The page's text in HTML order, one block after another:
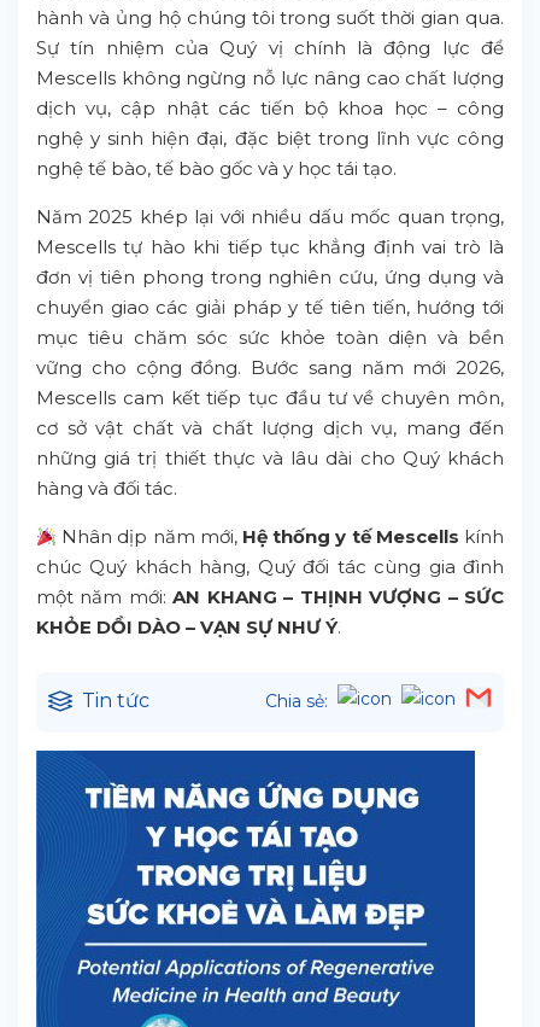
hành và ủng hộ chúng tôi trong suốt thời gian qua.
Sự tín nhiệm của Quý vị chính là động lực để
Mescells không ngừng nỗ lực nâng cao chất lượng
dịch vụ, cập nhật các tiến bộ khoa học – công
nghệ y sinh hiện đại, đặc biệt trong lĩnh vực công
nghệ tế bào, tế bào gốc và y học tái tạo.
Năm 2025 khép lại với nhiều dấu mốc quan trọng,
Mescells tự hào khi tiếp tục khẳng định vai trò là
đơn vị tiên phong trong nghiên cứu, ứng dụng và
chuyển giao các giải pháp y tế tiên tiến, hướng tới
mục tiêu chăm sóc sức khỏe toàn diện và bền
vững cho cộng đồng. Bước sang năm mới 2026,
Mescells cam kết tiếp tục đầu tư về chuyên môn,
cơ sở vật chất và chất lượng dịch vụ, mang đến
những giá trị thiết thực và lâu dài cho Quý khách
hàng và đối tác.
Nhân dịp năm mới, Hệ thống y tế Mescells kính
chúc Quý khách hàng, Quý đối tác cùng gia đình
một năm mới:AN KHANG – THỊNH VƯỢNG – SỨC
KHỎE DỒI DÀO – VẠN SỰ NHƯ Ý.
Tin tức Chia sẻ: